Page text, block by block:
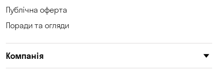
Крюківщина
Публічна оферта
Поради та огляди
Компанія